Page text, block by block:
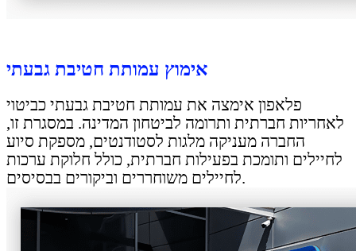
אימוץ עמותת חטיבת גבעתי
פלאפון אימצה את עמותת חטיבת גבעתי כביטוי
לאחריות חברתית ותרומה לביטחון המדינה. במסגרת זו,
החברה מעניקה מלגות לסטודנטים, מספקת סיוע
לחיילים ותומכת בפעילות חברתית, כולל חלוקת ערכות
לחיילים משוחררים וביקורים בבסיסים.